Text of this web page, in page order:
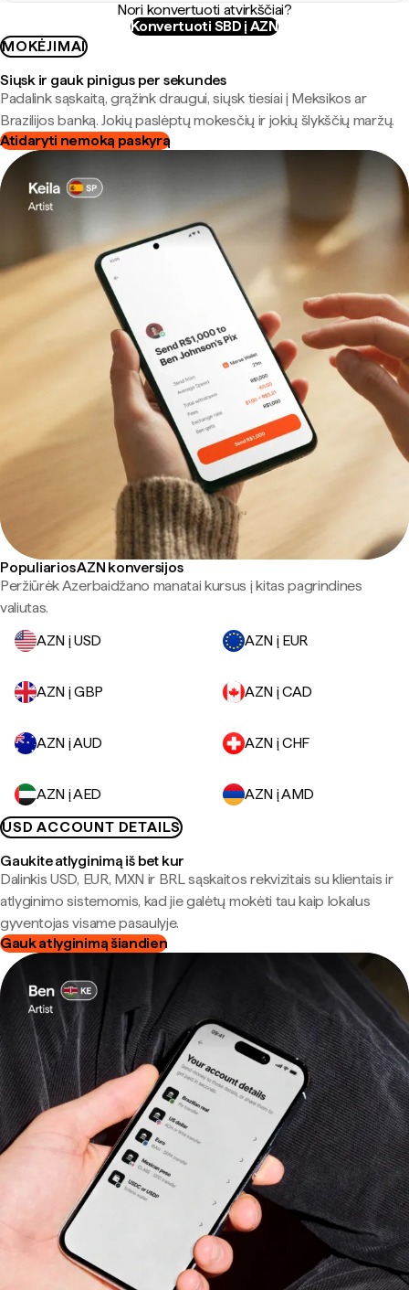
Nori konvertuoti atvirkščiai?
Konvertuoti SBD į AZN
MOKĖJIMAI
Siųsk ir gauk pinigus per sekundes
Padalink sąskaitą, grąžink draugui, siųsk tiesiai į Meksikos ar
Brazilijos banką. Jokių paslėptų mokesčių ir jokių šlykščių maržų.
Atidaryti nemoką paskyrą
Populiarios AZN konversijos
Peržiūrėk Azerbaidžano manatai kursus į kitas pagrindines
valiutas.
AZN į USD
AZN į EUR
AZN į GBP AZN į CAD
AZN į AUD AZN į CHF
AZN į AED
AZN į AMD
USD ACCOUNT DETAILS
Gaukite atlyginimą iš bet kur
Dalinkis USD, EUR, MXN ir BRL sąskaitos rekvizitais su klientais ir
atlyginimo sistemomis, kad jie galėtų mokėti tau kaip lokalus
gyventojas visame pasaulyje.
Gauk atlyginimą šiandien